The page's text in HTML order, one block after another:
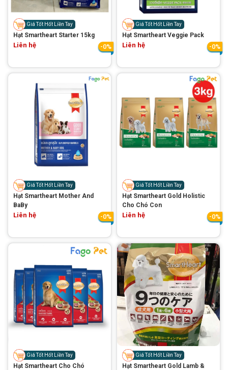
spa cho thú cưng
Thông tin về chó
Thông tin về mèo
CHÍNH SÁCH
Chính sách mua hàng Chính sách vận chuyển
Chính sách bảo hành Chính sách bảo mật
Chính sách đổi trả
LIÊN HỆ
TỔNG ĐÀI TƯ VẤN
0929894774
Giá Tốt Hốt Liền Tay
Hạt Smartheart Starter 15kg
Liên hệ -0%
Giá Tốt Hốt Liền Tay
Hạt Smartheart Veggie Pack
Liên hệ -0%
Giá Tốt Hốt Liền Tay
Hạt Smartheart Mother And
BaBy
Liên hệ -0%
Giá Tốt Hốt Liền Tay
Hạt Smartheart Gold Holistic
Cho Chó Con
Liên hệ -0%
Giá Tốt Hốt Liền Tay
Hạt Smartheart Cho Chó
Giá Tốt Hốt Liền Tay
Hạt Smartheart Gold Lamb &